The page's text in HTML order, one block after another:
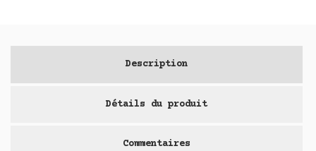
Description
Détails du produit
Commentaires